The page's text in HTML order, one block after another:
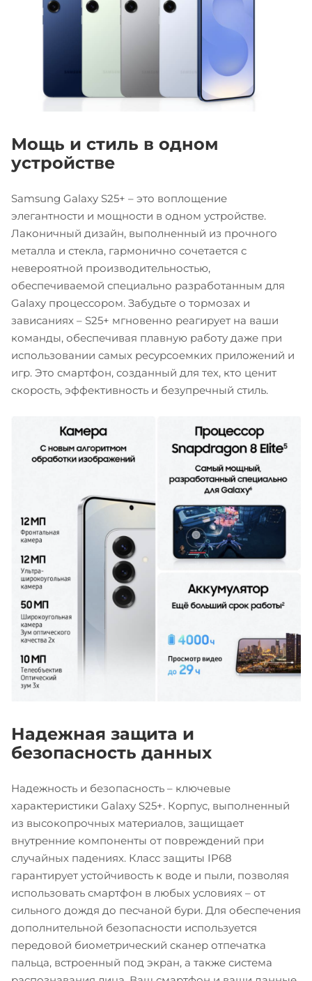
Мощь и стиль в одном
устройстве
Samsung Galaxy S25+ – это воплощение
элегантности и мощности в одном устройстве.
Лаконичный дизайн, выполненный из прочного
металла и стекла, гармонично сочетается с
невероятной производительностью,
обеспечиваемой специально разработанным для
Galaxy процессором. Забудьте о тормозах и
зависаниях – S25+ мгновенно реагирует на ваши
команды, обеспечивая плавную работу даже при
использовании самых ресурсоемких приложений и
игр. Это смартфон, созданный для тех, кто ценит
скорость, эффективность и безупречный стиль.
Надежная защита и
безопасность данных
Надежность и безопасность – ключевые
характеристики Galaxy S25+. Корпус, выполненный
из высокопрочных материалов, защищает
внутренние компоненты от повреждений при
случайных падениях. Класс защиты IP68
гарантирует устойчивость к воде и пыли, позволяя
использовать смартфон в любых условиях – от
сильного дождя до песчаной бури. Для обеспечения
дополнительной безопасности используется
передовой биометрический сканер отпечатка
пальца, встроенный под экран, а также система